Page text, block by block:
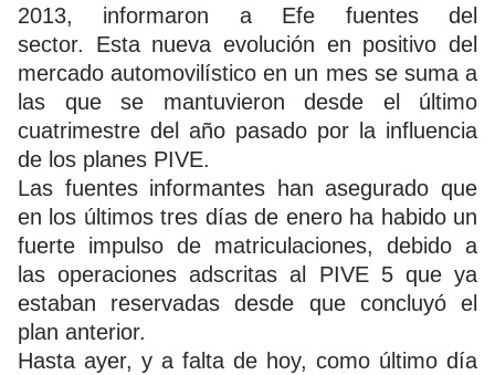
2013, informaron a Efe fuentes del
sector. Esta nueva evolución en positivo del
mercado automovilístico en un mes se suma a
las que se mantuvieron desde el último
cuatrimestre del año pasado por la influencia
de los planes PIVE.
Las fuentes informantes han asegurado que
en los últimos tres días de enero ha habido un
fuerte impulso de matriculaciones, debido a
las operaciones adscritas al PIVE 5 que ya
estaban reservadas desde que concluyó el
plan anterior.
Hasta ayer, y a falta de hoy, como último día